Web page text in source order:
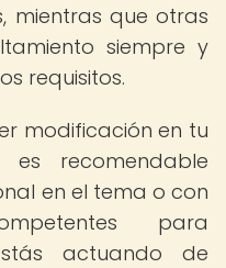
mientras que otras
siempre y
requisitos.
modificación en tu
es recomendable
en el tema o con
para
actuando de